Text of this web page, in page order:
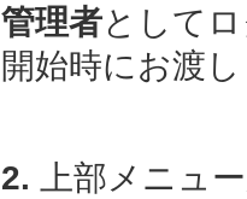
管理者として
開始時にお渡
2. 上部メニュ